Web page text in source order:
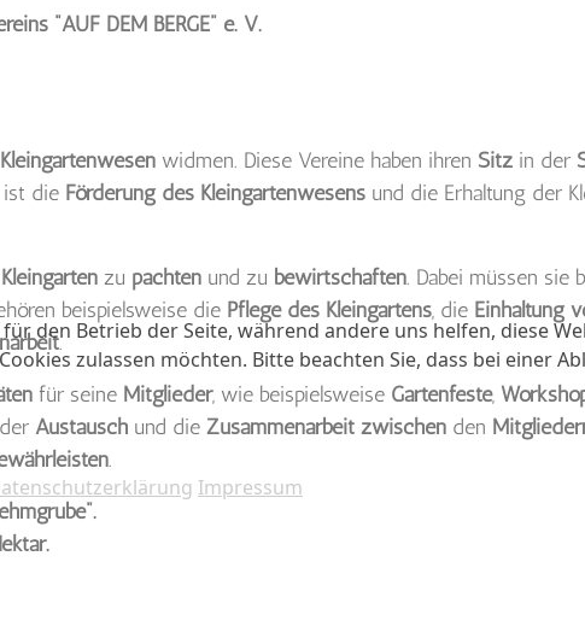
"AUF DEM BERGE" e. V.
Kleingartenwesen widmen. Diese Vereine haben ihren Sitz in der
ist die Förderung des Kleingartenwesens und die Erhaltung der
Kleingarten zu pachten und zu bewirtschaften. Dabei müssen sie
beispielsweise die Pflege des Kleingartens, die Einhaltung
.
für seine Mitglieder, wie beispielsweise Gartenfeste,
Austausch und die Zusammenarbeit zwischen den
.
den Betrieb der Seite, während andere uns helfen, diese
zulassen möchten. Bitte beachten Sie, dass bei einer
Impressum